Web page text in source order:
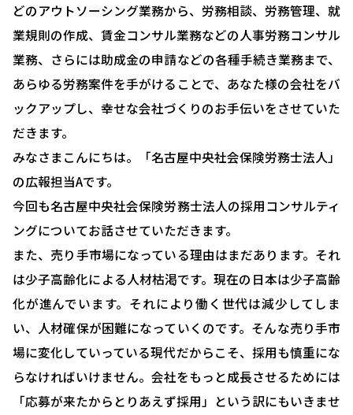
HOME
選ばれる理由
どのアウトソーシング業務から、労務相談、労務管理、就
業規則の作成、賃金コンサル業務などの人事労務コンサル
業務、さらには助成金の申請などの各種手続き業務まで、
あらゆる労務案件を手がけることで、あなた様の会社をバ
ックアップし、幸せな会社づくりのお手伝いをさせていた
だきます。
みなさまこんにちは。「名古屋中央社会保険労務士法人」
の広報担当Aです。
今回も名古屋中央社会保険労務士法人の採用コンサルティ
ングについてお話させていただきます。
また、売り手市場になっている理由はまだあります。それ
は少子高齢化による人材枯渇です。現在の日本は少子高齢
化が進んでいます。それにより働く世代は減少してしま
い、人材確保が困難になっていくのです。そんな売り手市
場に変化していっている現代だからこそ、採用も慎重にな
らなければいけません。会社をもっと成長させるためには
「応募が来たからとりあえず採用」という訳にもいきませ